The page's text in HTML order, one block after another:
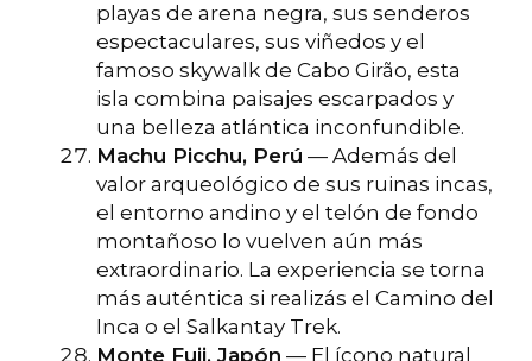
playas de arena negra, sus senderos
espectaculares, sus viñedos y el
famoso skywalk de Cabo Girão, esta
isla combina paisajes escarpados y
una belleza atlántica inconfundible.
Machu Picchu, Perú — Además del
valor arqueológico de sus ruinas incas,
el entorno andino y el telón de fondo
montañoso lo vuelven aún más
extraordinario. La experiencia se torna
más auténtica si realizás el Camino del
Inca o el Salkantay Trek.
Monte Fuji, Japón — El ícono natural